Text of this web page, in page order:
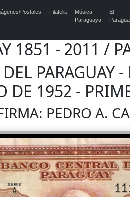
Postales Filatelia
Música
Paraguaya
El
1851 - 2011 /
PARAGUAY
DE 1952 -
PEDRO A.